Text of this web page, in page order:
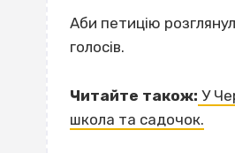
Аби петицію
голосів.
Читайте також: У
школа та садочок.